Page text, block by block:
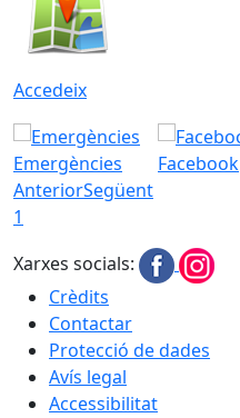
Accedeix
Emergències Facebook
AnteriorSegüent
1
Xarxes socials:
Crèdits
Contactar
Protecció de dades
Avís legal
Accessibilitat